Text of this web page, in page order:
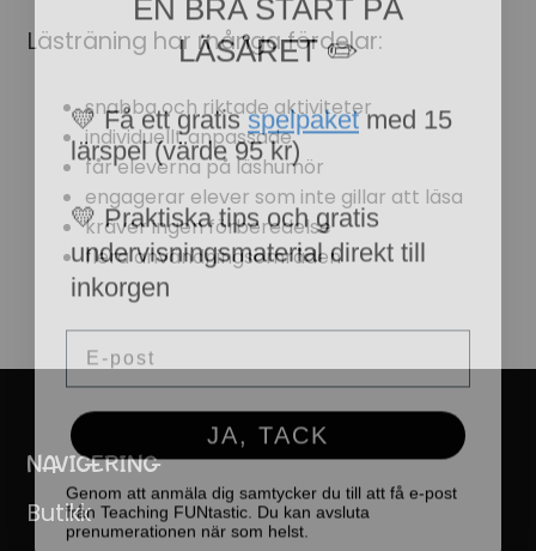
Lästräning har många fördelar:
snabba och riktade aktiviteter
individuellt anpassade
får eleverna på läshumör
engagerar elever som inte gillar att läsa
kräver ingen förberedelse
flera användningsområden
NAVIGERING
Butikk
LÄSÅRET ✏️
lärspel (värde 95 kr)
💛 Praktiska tips och gratis
undervisningsmaterial direkt till
inkorgen
JA, TACK
Genom att anmäla dig samtycker du till att få e-post
prenumerationen när som helst.